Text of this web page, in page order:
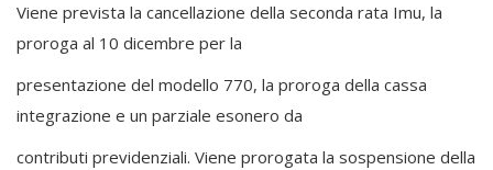
Viene prevista la cancellazione della seconda rata Imu, la
proroga al 10 dicembre per la
presentazione del modello 770, la proroga della cassa
integrazione e un parziale esonero da
contributi previdenziali. Viene prorogata la sospensione della